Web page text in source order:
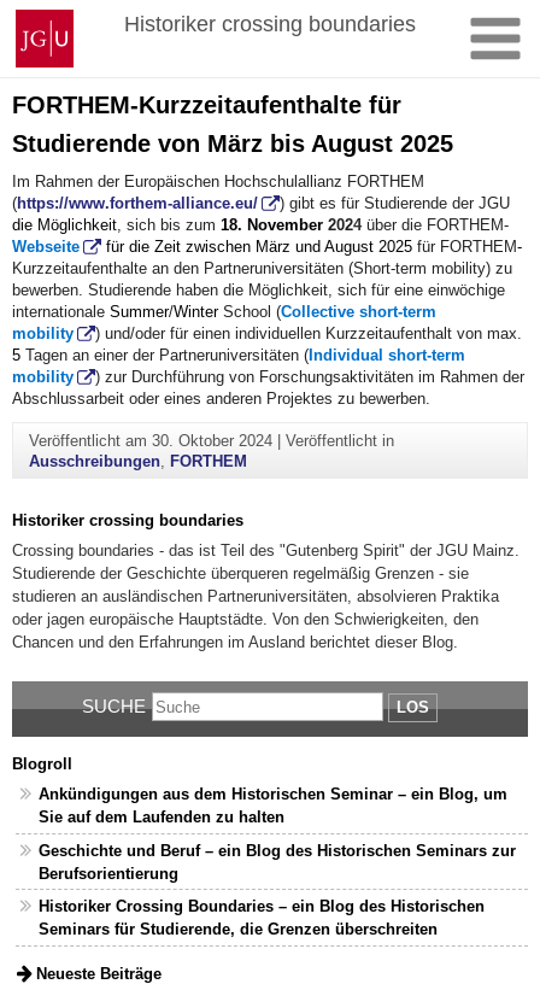
Zum
Inhalt
springen
Johannes
Gutenberg-
Universität
Mainz
Historiker crossing boundaries
FORTHEM-Kurzzeitaufenthalte für
Studierende von März bis August 2025
Im Rahmen der Europäischen Hochschulallianz FORTHEM
(https://www.forthem-alliance.eu/
) gibt es für Studierende der JGU
die Möglichkeit , sich bis zum 18. November 2024über die FORTHEM-
Webseite
für die Zeit zwischen März und August 2025für FORTHEM-
Kurzzeitaufenthalte an den Partneruniversitäten (Short-term mobility) zu
bewerben. Studierende haben die Möglichkeit, sich für eine einwöchige
internationale Summer/WinterSchool (Collective short-term
mobility
) und/oder für einen individuellen Kurzzeitaufenthalt von max.
5 Tagen an einer der Partneruniversitäten (Individual short-term
mobility
) zur Durchführung von Forschungsaktivitäten im Rahmen der
Abschlussarbeit oder eines anderen Projektes zu bewerben.
Veröffentlicht am 30. Oktober 2024| Veröffentlicht in
Ausschreibungen, FORTHEM
Historiker crossing boundaries
Crossing boundaries - das ist Teil des "Gutenberg Spirit" der JGU Mainz.
Studierende der Geschichte überqueren regelmäßig Grenzen - sie
studieren an ausländischen Partneruniversitäten, absolvieren Praktika
oder jagen europäische Hauptstädte. Von den Schwierigkeiten, den
Chancen und den Erfahrungen im Ausland berichtet dieser Blog.
SUCHE LOS
Blogroll
Ankündigungen aus dem Historischen Seminar – ein Blog, um
Sie auf dem Laufenden zu halten
Geschichte und Beruf – ein Blog des Historischen Seminars zur
Berufsorientierung
Historiker Crossing Boundaries – ein Blog des Historischen
Seminars für Studierende, die Grenzen überschreiten
Neueste Beiträge